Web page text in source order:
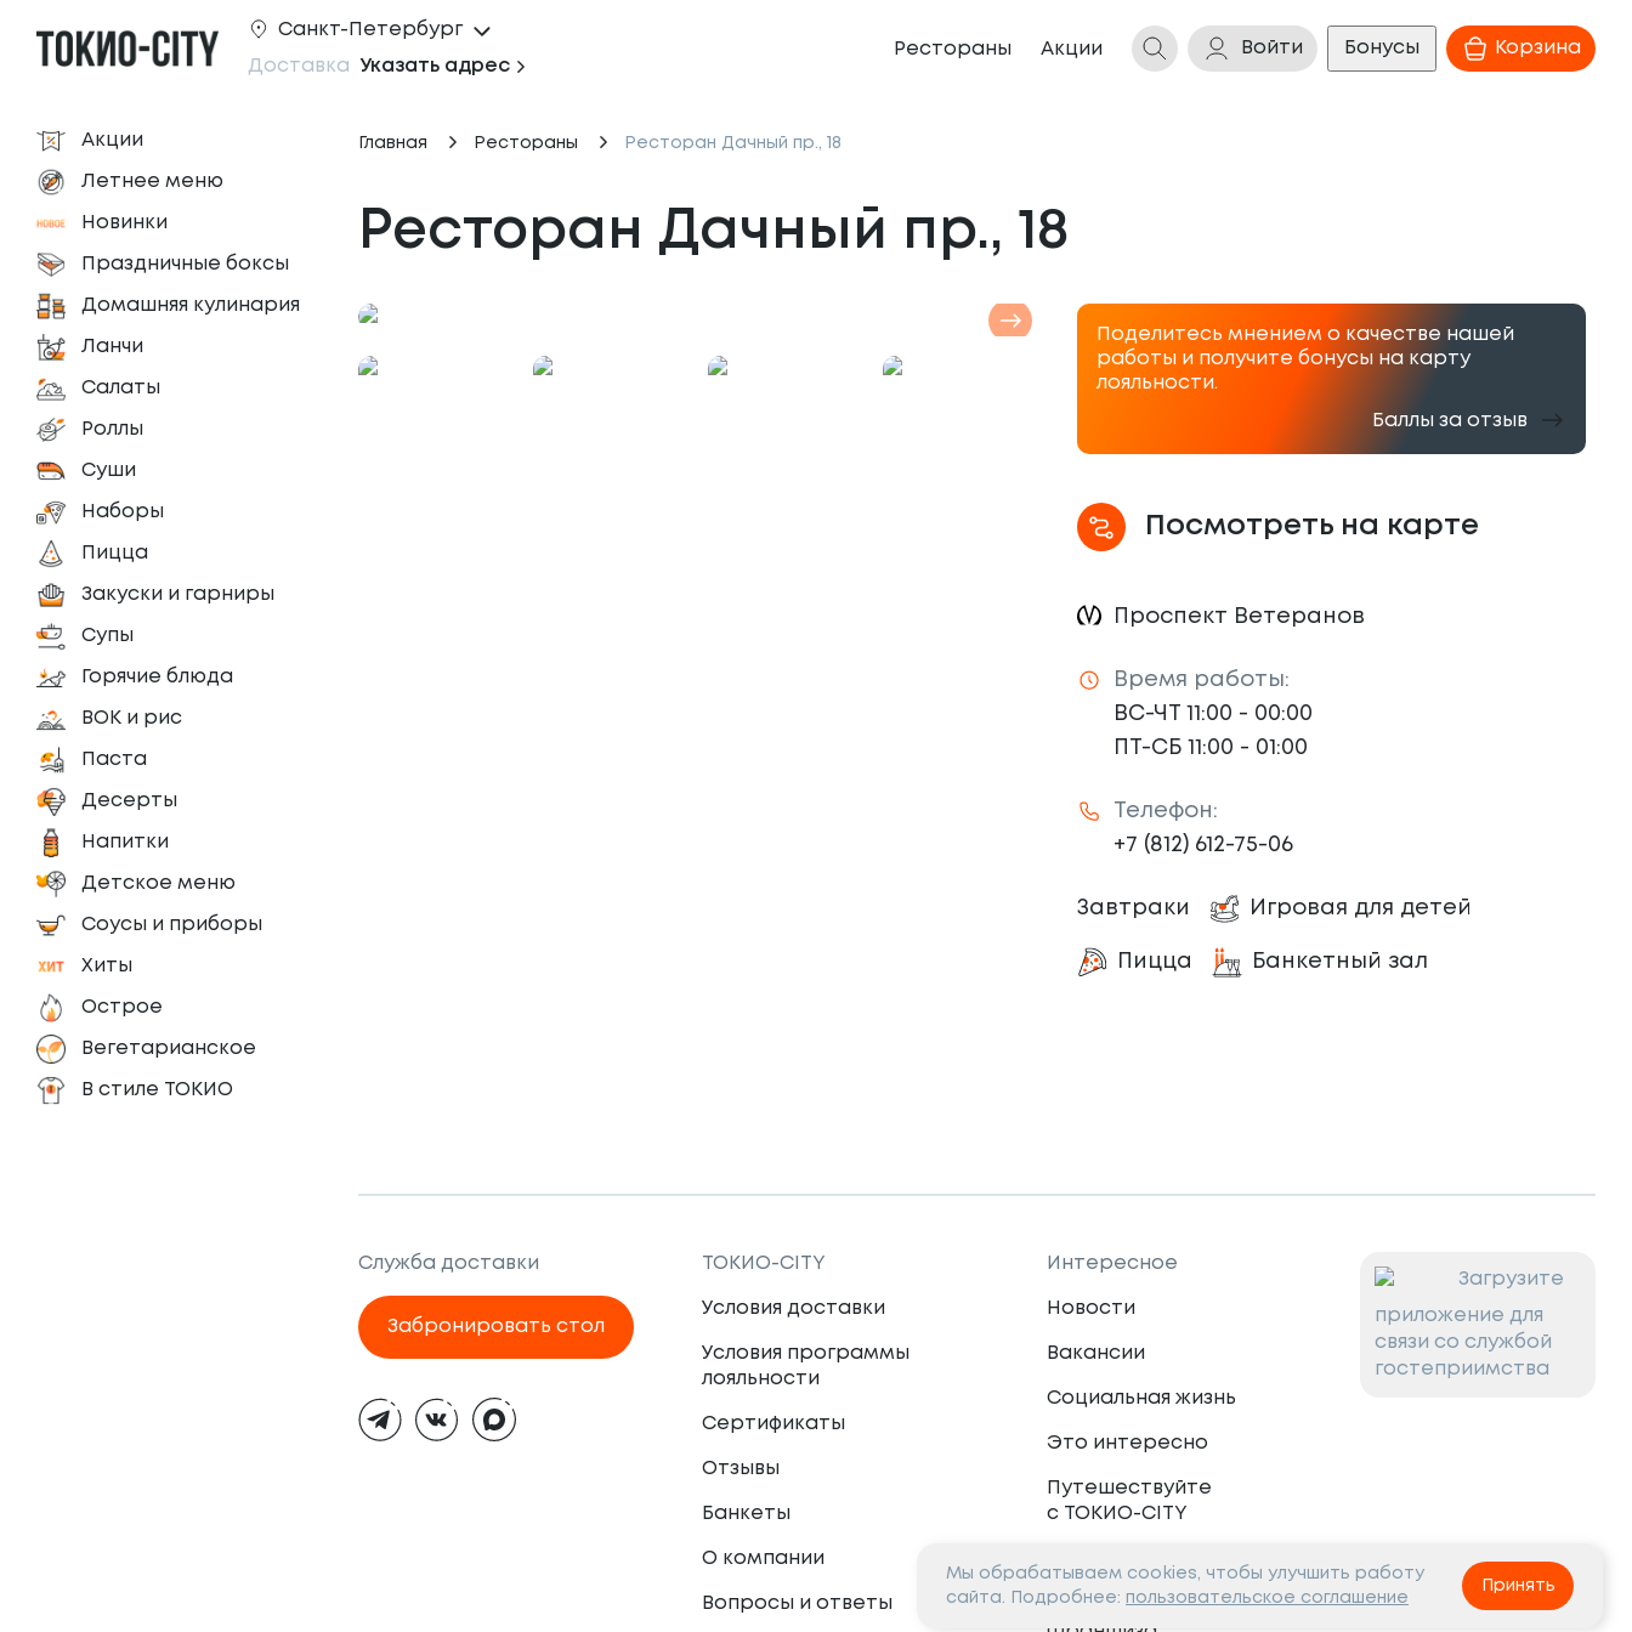
Санкт-Петербург
Доставка Указать адрес
Рестораны Акции Войти Бонусы Корзина
Акции
Летнее меню
Новинки
Праздничные боксы
Домашняя кулинария
Ланчи
Салаты
Роллы
Суши
Наборы
Пицца
Закуски и гарниры
Супы
Горячие блюда
ВОК и рис
Паста
Десерты
Напитки
Детское меню
Соусы и приборы
Хиты
Острое
Вегетарианское
В стиле ТОКИО
Главная Рестораны Ресторан Дачный пр., 18
Ресторан Дачный пр., 18
Поделитесь мнением о качестве нашей
работы и получите бонусы на карту
лояльности.
Баллы за отзыв
Посмотреть на карте
Проспект Ветеранов
Время работы:
ВС-ЧТ 11:00 - 00:00
ПТ-СБ 11:00 - 01:00
Телефон:
+7 (812) 612-75-06
Завтраки Игровая для детей
Пицца Банкетный зал
Служба доставки
Забронировать стол
ТОКИО-CITY
Условия доставки
Условия программы
лояльности
Сертификаты
Отзывы
Банкеты
О компании
Вопросы и ответы
Интересное
Новости
Вакансии
Социальная жизнь
Это интересно
Путешествуйте
с ТОКИО-CITY
Партнёрам
Загрузите
приложение для
связи со службой
гостеприимства
Мы обрабатываем cookies, чтобы улучшить работу
сайта. Подробнее: пользовательское соглашение
Принять